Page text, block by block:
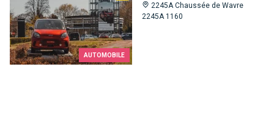
AUTOMOBILE
2245A Chaussée de Wavre
2245A 1160